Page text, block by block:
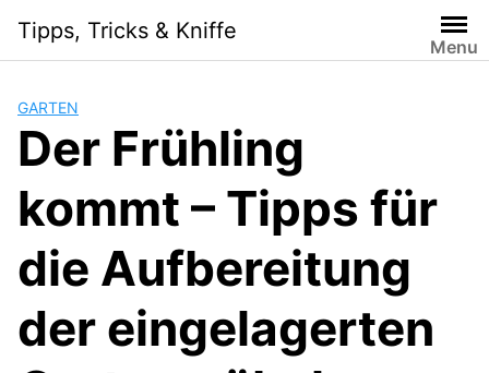
content
Tipps, Tricks & Kniffe
Menu
GARTEN
Der Frühling
kommt – Tipps für
die Aufbereitung
der eingelagerten